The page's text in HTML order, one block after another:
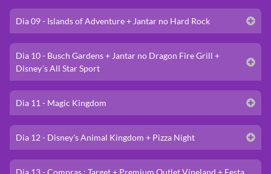
Dia 09 - Islands of Adventure + Jantar no Hard Rock
Dia 10 - Busch Gardens + Jantar no Dragon Fire Grill +
Disney´s All Star Sport
Dia 11 - Magic Kingdom
Dia 12 - Disney's Animal Kingdom + Pizza Night